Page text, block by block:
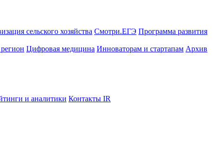
сельского хозяйства Смотри.ЕГЭ Программа развития
Цифровая медицина Инноваторам и стартапам Архив
и аналитики Контакты IR